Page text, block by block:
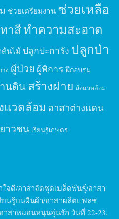
ช่วยเตรียมงาน ช่วยเหลือ
ทาสีทำความสะอาด
นไม้ ปลูกปะการัง ปลูกป่า
าง ผู้ป่วย ผู้พิการ ฝึกอบรม
นดินสร้างฝาย สิ่งแวดล้อม
แวดล้อม อาสาต่างแดน
าวชน เรียนรู้เกษตร
จดี/อาสาจัดชุดเมล็ดพันธุ์/อาสา
ยนรู้บนผืนผ้า/อาสาผลิตแฟลช
าสาหมอนหนุนอุ่นรัก วันที่ 22-23,